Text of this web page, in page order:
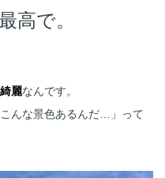
麗なんです。
んな景色あるんだ…」って